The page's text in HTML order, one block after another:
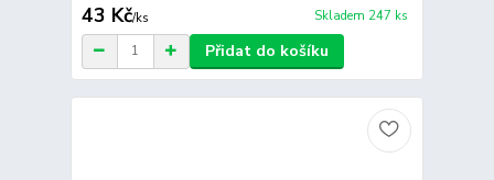
43 Kč/ks Skladem 247 ks
Přidat do košíku